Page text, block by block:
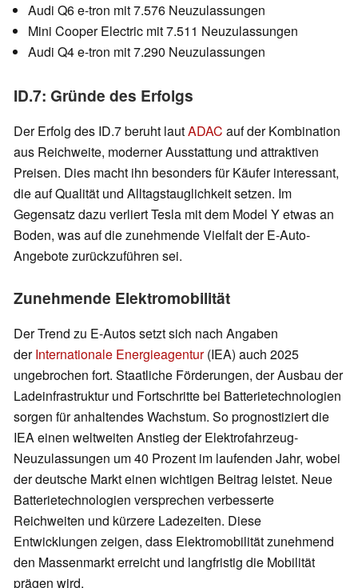
Audi Q6 e-tron mit 7.576 Neuzulassungen
Mini Cooper Electric mit 7.511 Neuzulassungen
Audi Q4 e-tron mit 7.290 Neuzulassungen
ID.7: Gründe des Erfolgs
Der Erfolg des ID.7 beruht lautADAC auf der Kombination
aus Reichweite, moderner Ausstattung und attraktiven
Preisen. Dies macht ihn besonders für Käufer interessant,
die auf Qualität und Alltagstauglichkeit setzen. Im
Gegensatz dazu verliert Tesla mit dem Model Y etwas an
Boden, was auf die zunehmende Vielfalt der E-Auto-
Angebote zurückzuführen sei.
Zunehmende Elektromobilität
Der Trend zu E-Autos setzt sich nach Angaben
derInternationale Energieagentur(IEA) auch 2025
ungebrochen fort. Staatliche Förderungen, der Ausbau der
Ladeinfrastruktur und Fortschritte bei Batterietechnologien
sorgen für anhaltendes Wachstum. So prognostiziert die
IEA einen weltweiten Anstieg der Elektrofahrzeug-
Neuzulassungen um 40 Prozent im laufenden Jahr, wobei
der deutsche Markt einen wichtigen Beitrag leistet. Neue
Batterietechnologien versprechen verbesserte
Reichweiten und kürzere Ladezeiten. Diese
Entwicklungen zeigen, dass Elektromobilität zunehmend
den Massenmarkt erreicht und langfristig die Mobilität
prägen wird.